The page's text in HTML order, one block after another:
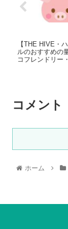
【THE HIVE・
ルのおすすめの
コフレンドリー
コメント
ホーム